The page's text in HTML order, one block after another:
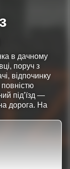
в дачному
поруч з
відпочинку
під’їзд —
дорога. На